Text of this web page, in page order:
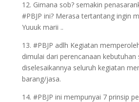
12. Gimana sob? semakin
#PBJP ini? Merasa tertantang ingin
Yuuuk marii ..
13. #PBJP adlh Kegiatan
dimulai dari perencanaan kebutuhan
diselesaikannya seluruh kegiatan
barang/jasa.
14. #PBJP ini mempunyai 7 prinsip